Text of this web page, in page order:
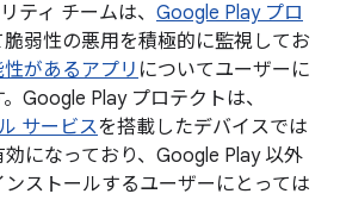
ティ チームは、 Google Play プロ
脆弱性の悪用を積極的に監視してお
があるアプリ についてユーザーに
Google Play プロテクトは、
サービスを搭載したデバイスでは
になっており、Google Play 以外
ストールするユーザーにとっては